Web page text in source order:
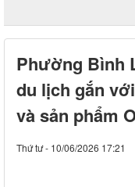
Phường Bình
du lịch gắn
và sản phẩm
Thứ tư - 10/06/2026 17:21